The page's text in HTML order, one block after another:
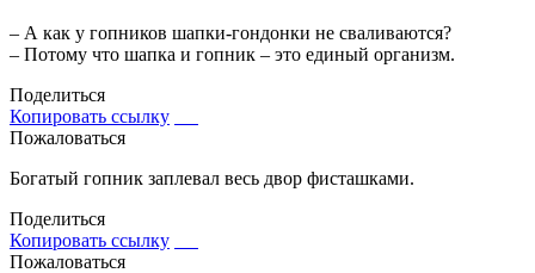
– А как у гопников шапки-гондонки не сваливаются?
– Потому что шапка и гопник – это единый организм.
Поделиться
Копировать ссылку
Пожаловаться
Богатый гопник заплевал весь двор фисташками.
Поделиться
Копировать ссылку
Пожаловаться